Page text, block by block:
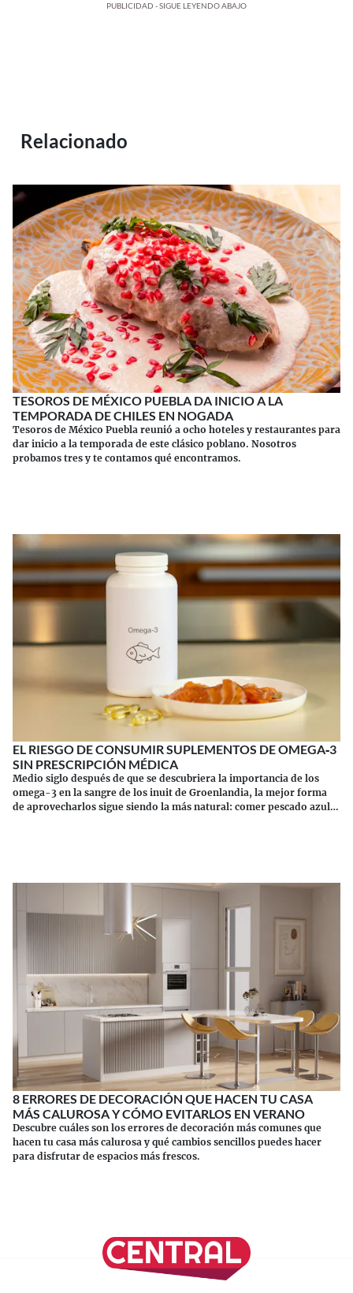
PUBLICIDAD - SIGUE LEYENDO ABAJO
Relacionado
TESOROS DE MÉXICO PUEBLA DA INICIO A LA
TEMPORADA DE CHILES EN NOGADA
Tesoros de México Puebla reunió a ocho hoteles y restaurantes para
dar inicio a la temporada de este clásico poblano. Nosotros
probamos tres y te contamos qué encontramos.
EL RIESGO DE CONSUMIR SUPLEMENTOS DE OMEGA‑3
SIN PRESCRIPCIÓN MÉDICA
Medio siglo después de que se descubriera la importancia de los
omega-3 en la sangre de los inuit de Groenlandia, la mejor forma
de aprovecharlos sigue siendo la más natural: comer pescado azul.
8 ERRORES DE DECORACIÓN QUE HACEN TU CASA
MÁS CALUROSA Y CÓMO EVITARLOS EN VERANO
Descubre cuáles son los errores de decoración más comunes que
hacen tu casa más calurosa y qué cambios sencillos puedes hacer
para disfrutar de espacios más frescos.